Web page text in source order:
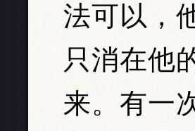
法可以，
只消在他
来。有一